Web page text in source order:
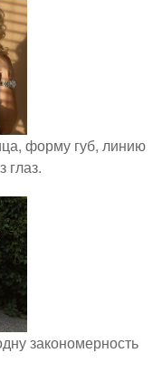
форму губ, линию
глаз.
закономерность